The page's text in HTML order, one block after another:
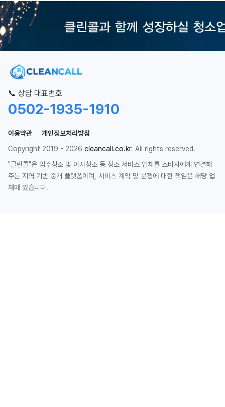
📞 상담 대표번호
0502-1935-1910
이용약관
개인정보처리방침
Copyright 2019 - 2026 cleancall.co.kr. All rights reserved.
"클린콜"은 입주청소 및 이사청소 등 청소 서비스 업체를 소비자에게 연결해
주는 지역 기반 중개 플랫폼이며, 서비스 계약 및 분쟁에 대한 책임은 해당 업
체에 있습니다.